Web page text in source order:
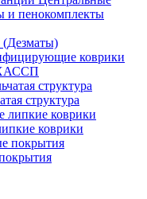
(Дезматы)
коврики
структура
коврики